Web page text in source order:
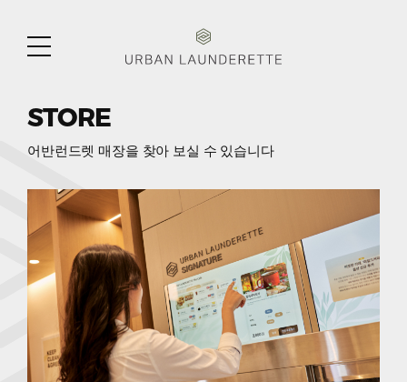
LAUNDERETTE
메뉴
BRAND
SERVICE
STORE
STORE
ONLINE SHOP
CONTACT
STORE
어반런드렛 매장을 찾아 보실 수 있습니다